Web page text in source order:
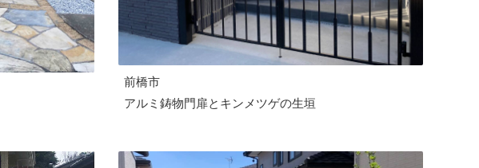
前橋市
アルミ鋳物門扉とキンメツゲの生垣